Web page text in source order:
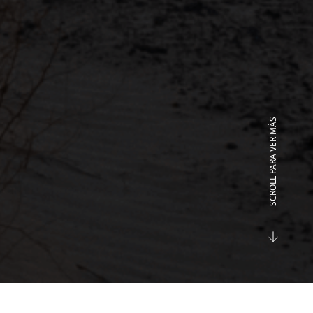
SCROLL PARA VER MÁS